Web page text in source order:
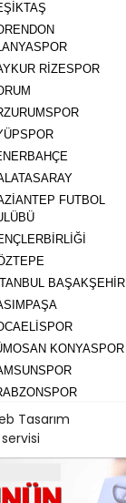
RİZESPOR
FUTBOL
BAŞAKŞEHİR
KONYASPOR
Tasarım